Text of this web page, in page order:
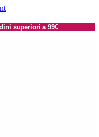
superiori a 99€